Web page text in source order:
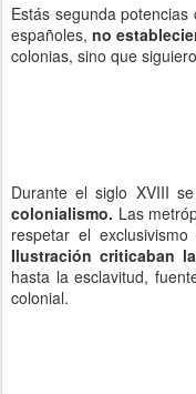
Estás segunda
españoles,no
colonias, sino que
Durante el siglo XVIII
colonialismo. Las
respetar el
Ilustración criticaban
hasta la esclavitud,
colonial.